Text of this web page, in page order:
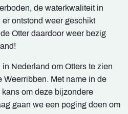
de waterkwaliteit in
ontstond weer geschikt
Otter daardoor weer bezig
Nederland om Otters te zien
Weerribben. Met name in de
om deze bijzondere
gaan we een poging doen om